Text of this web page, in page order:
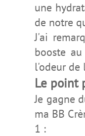
une
de notre
J'ai
booste
l'odeur de
Le point
Je gagne
ma BB
1 :